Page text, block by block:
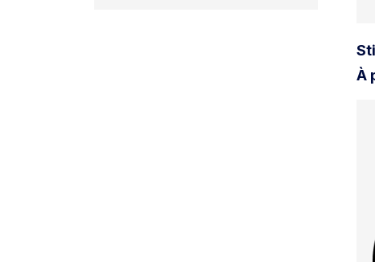
À